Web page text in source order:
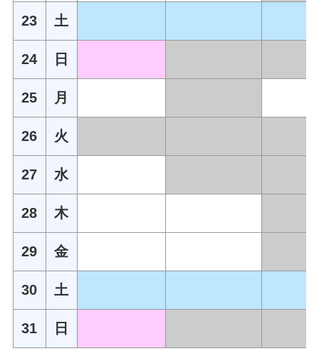
23 土
24 日
25 月
26 火
27 水
28 木
29 金
30 土
31 日